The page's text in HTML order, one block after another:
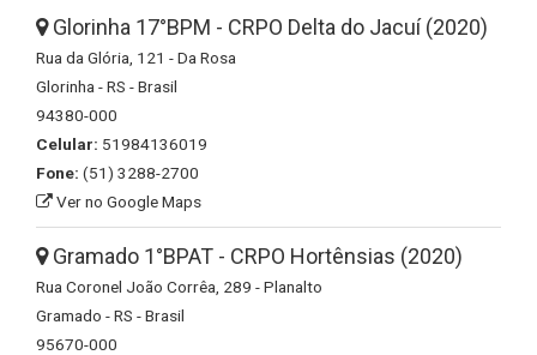
Glorinha 17°BPM - CRPO Delta do Jacuí (2020)
Rua da Glória, 121 - Da Rosa
Glorinha - RS - Brasil
94380-000
Celular: 51984136019
Fone: (51) 3288-2700
Ver no Google Maps
Gramado 1°BPAT - CRPO Hortênsias (2020)
Rua Coronel João Corrêa, 289 - Planalto
Gramado - RS - Brasil
95670-000